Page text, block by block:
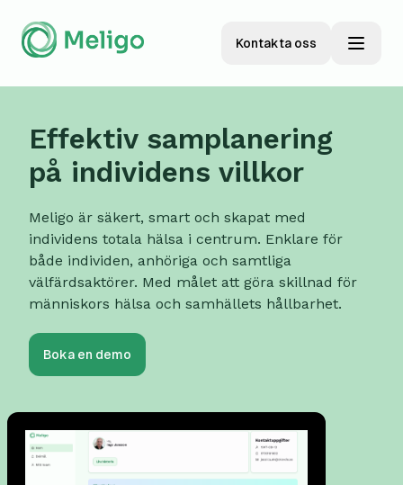
Kontakta oss
Effektiv samplanering
på individens villkor
Meligo är säkert, smart och skapat med
individens totala hälsa i centrum. Enklare för
både individen, anhöriga och samtliga
välfärdsaktörer. Med målet att göra skillnad för
människors hälsa och samhällets hållbarhet.
Boka en demo